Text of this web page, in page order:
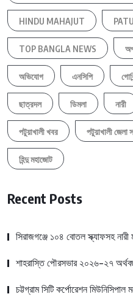
HINDU MAHAJUT
TOP BANGLA NEWS
অভিযোগ এনসিপি
ছাত্রদল ডিমলা নারী
পটুয়াখালী খবর পটুয়াখালী জেলা
হিন্দু মহাজোট
Recent Posts
সিরাজগঞ্জে ১০৪ বোতল স্ক্যাফসহ নারী
শাহরাস্তি পৌরসভার ২০২৬-২৭
চট্টগ্রাম সিটি কর্পোরেশন